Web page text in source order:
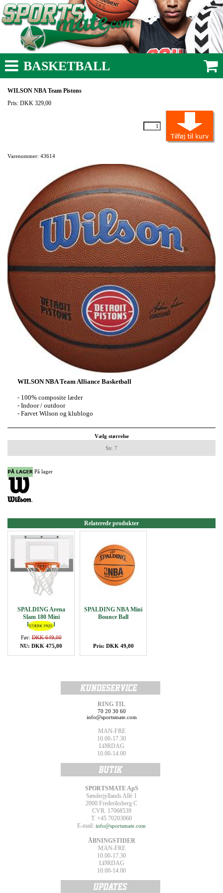
BASKETBALL
WILSON NBA Team Pistons
Pris: DKK 329,00
Varenummer: 43614
WILSON NBA Team Alliance Basketball
- 100% composite læder
- Indoor / outdoor
- Farvet Wilson og klublogo
Vælg størrelse
Str. 7
På lager
Relaterede produkter
SPALDING Arena
Slam 180 Mini
Backboard
Før:DKK 649,00
NU: DKK 475,00
SPALDING NBA Mini
Bounce Ball
Pris: DKK 49,00
RING TIL
70 20 30 60
info@sportsmate.com
MAN-FRE
10.00-17.30
LØRDAG
10.00-14.00
SPORTSMATE ApS
Sønderjyllands Allé 1
2000 Frederiksberg C
CVR. 17068539
T. +45 70203060
E-mail: info@sportsmate.com
ÅBNINGSTIDER
MAN-FRE
10.00-17.30
LØRDAG
10.00-14.00